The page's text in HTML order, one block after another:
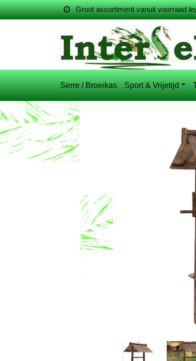
Groot assortiment vanuit voorraad
Serre / Broeikas Sport & Vrijetijd